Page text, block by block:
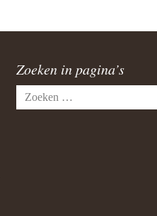
Zoeken in pagina’s
Zoeken
naar: